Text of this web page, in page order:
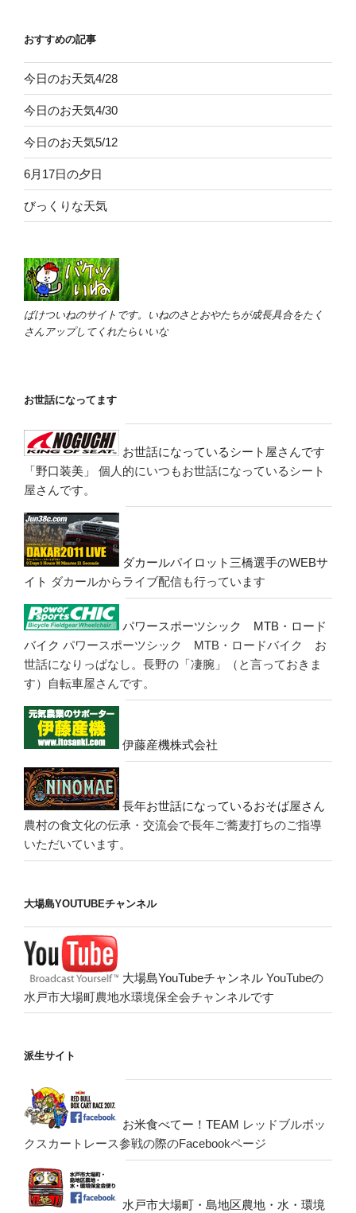
おすすめの記事
今日のお天気4/28
今日のお天気4/30
今日のお天気5/12
6月17日の夕日
びっくりな天気
ばけついねのサイトです。いねのさとおやたちが成長具合をたく
さんアップしてくれたらいいな
お世話になってます
お世話になっているシート屋さんです
「野口装美」
個人的にいつもお世話になっているシート
屋さんです。
ダカールパイロット三橋選手のWEBサ
イト ダカールからライブ配信も行っています
パワースポーツシック MTB・ロード
バイク パワースポーツシック MTB・ロードバイク お
世話になりっぱなし。長野の「凄腕」（と言っておきま
す）自転車屋さんです。
伊藤産機株式会社
長年お世話になっているおそば屋さん
農村の食文化の伝承・交流会で長年ご蕎麦打ちのご指導
いただいています。
大場島YOUTUBEチャンネル
大場島YouTubeチャンネル YouTubeの
水戸市大場町農地水環境保全会チャンネルです
派生サイト
お米食べてー！TEAM レッドブルボッ
クスカートレース参戦の際のFacebookページ
水戸市大場町・島地区農地・水・環境